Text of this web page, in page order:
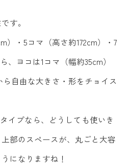
す。
）・5コマ（高さ約172cm）・7
、ヨコは1コマ（幅約35cm）
ら自由な大きさ・形をチョイス
イプなら、どうしても使いき
部のスペースが、丸ごと大容
になりますね！